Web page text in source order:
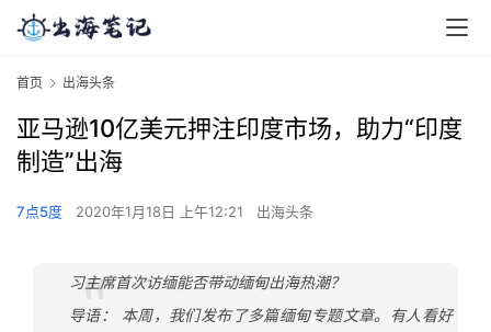
首页 出海头条
亚马逊10亿美元押注印度市场，助力“印度
制造”出海
7点5度 2020年1月18日 上午12:21 出海头条
习主席首次访缅能否带动缅甸出海热潮？
导语： 本周，我们发布了多篇缅甸专题文章。有人看好